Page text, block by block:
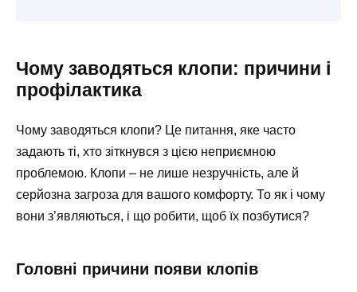
Чому заводяться клопи: причини і
профілактика
Чому заводяться клопи? Це питання, яке часто
задають ті, хто зіткнувся з цією неприємною
проблемою. Клопи – не лише незручність, але й
серйозна загроза для вашого комфорту. То як і чому
вони з’являються, і що робити, щоб їх позбутися?
Головні причини появи клопів